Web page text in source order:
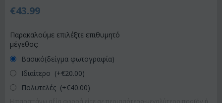
€43.99
Παρακαλούμε επιλέξτε επιθυμητό
μέγεθος:
Βασικό(δείγμα φωτογραφία)
Ιδιαίτερο (+€20.00)
Πολυτελές (+€40.00)